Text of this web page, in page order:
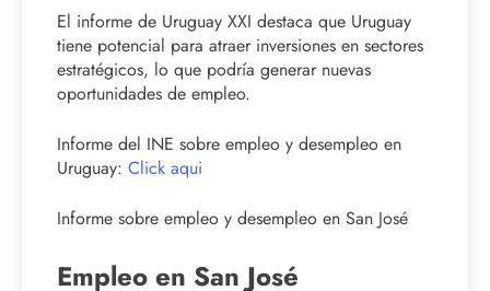
El informe de Uruguay XXI destaca que Uruguay
tiene potencial para atraer inversiones en sectores
estratégicos, lo que podría generar nuevas
oportunidades de empleo.
Informe del INE sobre empleo y desempleo en
Uruguay: Click aqui
Informe sobre empleo y desempleo en San José
Empleo en San José